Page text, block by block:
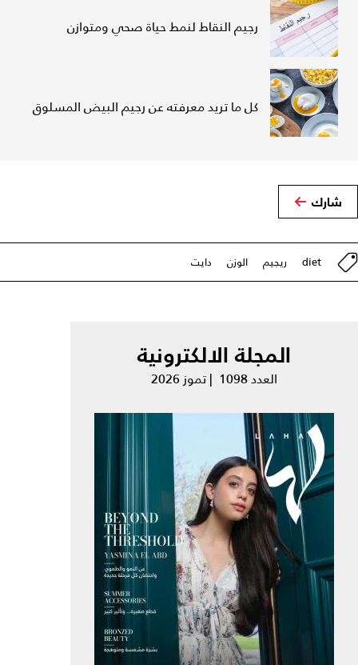
رجيم النقاط لنمط حياة صحي ومتوازن
كل ما تريد معرفته عن رجيم البيض المسلوق
شارك
diet ريجيم الوزن دايت
المجلة الالكترونية
العدد 1098 | تموز 2026